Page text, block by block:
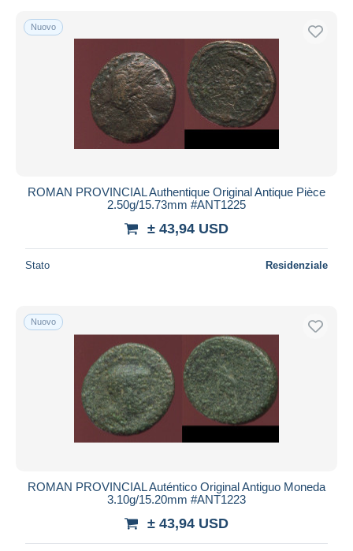
Nuovo
ROMAN PROVINCIAL Authentique Original Antique Pièce
2.50g/15.73mm #ANT1225
± 43,94 USD
Stato Residenziale
Nuovo
ROMAN PROVINCIAL Auténtico Original Antiguo Moneda
3.10g/15.20mm #ANT1223
± 43,94 USD